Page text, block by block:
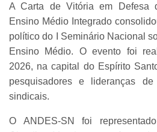
A Carta de Vitória em Defesa
Ensino Médio Integrado
político do I Seminário Nacional
Ensino Médio. O evento foi
2026, na capital do Espírito
pesquisadores e lideranças
sindicais.
O ANDES-SN foi